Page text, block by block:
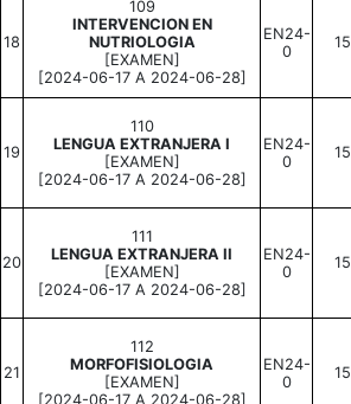
18
109
INTERVENCION EN
NUTRIOLOGIA
[EXAMEN]
[2024-06-17 A 2024-06-28]
EN24-
0
15
19
110
LENGUA EXTRANJERA I
[EXAMEN]
[2024-06-17 A 2024-06-28]
EN24-
0
15
20
111
LENGUA EXTRANJERA II
[EXAMEN]
[2024-06-17 A 2024-06-28]
EN24-
0
15
21
112
MORFOFISIOLOGIA
[EXAMEN]
[2024-06-17 A 2024-06-28]
EN24-
0
15